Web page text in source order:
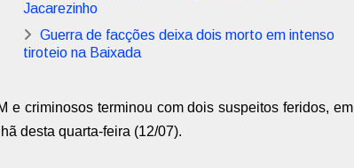
Jacarezinho
Guerra de facções deixa dois morto em intenso
tiroteio na Baixada
e criminosos terminou com dois suspeitos feridos, em
desta quarta-feira (12/07).